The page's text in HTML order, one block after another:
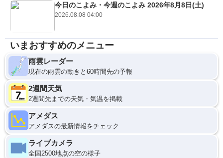
今日のこよみ・今週のこよみ 2026年8月8日(土)
2026.08.08 04:00
いまおすすめのメニュー
雨雲レーダー
現在の雨雲の動きと60時間先の予報
2週間天気
2週間先までの天気・気温を掲載
アメダス
アメダスの最新情報をチェック
ライブカメラ
全国2500地点の空の様子